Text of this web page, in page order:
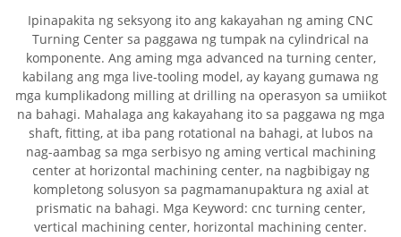
Ipinapakita ng seksyong ito ang kakayahan ng aming CNC
Turning Center sa paggawa ng tumpak na cylindrical na
komponente. Ang aming mga advanced na turning center,
kabilang ang mga live-tooling model, ay kayang gumawa ng
mga kumplikadong milling at drilling na operasyon sa umiikot
na bahagi. Mahalaga ang kakayahang ito sa paggawa ng mga
shaft, fitting, at iba pang rotational na bahagi, at lubos na
nag-aambag sa mga serbisyo ng aming vertical machining
center at horizontal machining center, na nagbibigay ng
kompletong solusyon sa pagmamanupaktura ng axial at
prismatic na bahagi. Mga Keyword: cnc turning center,
vertical machining center, horizontal machining center.